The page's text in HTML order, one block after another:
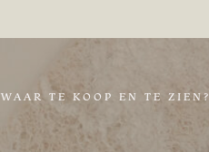
WAAR TE KOOP EN TE ZIEN?